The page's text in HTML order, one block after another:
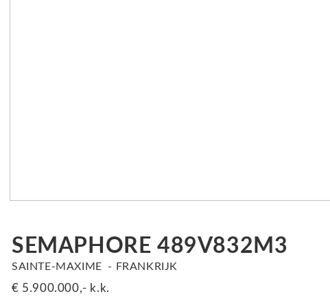
SEMAPHORE 489V832M3
SAINTE-MAXIME FRANKRIJK
€ 5.900.000,- k.k.